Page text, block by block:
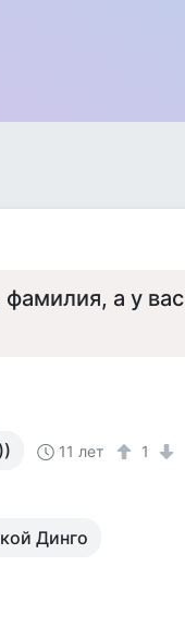
а у вас
11 лет 1
Динго